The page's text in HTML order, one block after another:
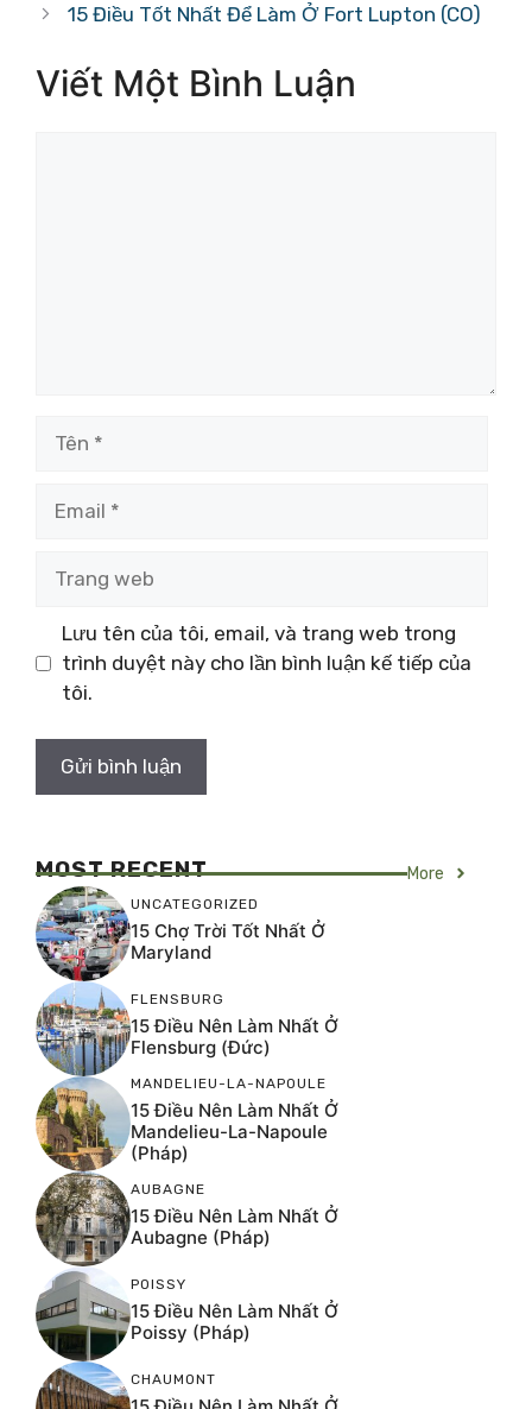
15 Điều Tốt Nhất Để Làm Ở Fort Lupton (CO)
Viết Một Bình Luận
Lưu tên của tôi, email, và trang web trong
trình duyệt này cho lần bình luận kế tiếp của
tôi.
MOST RECENT More
UNCATEGORIZED
15 Chợ Trời Tốt Nhất Ở
Maryland
FLENSBURG
15 Điều Nên Làm Nhất Ở
Flensburg (Đức)
MANDELIEU-LA-NAPOULE
15 Điều Nên Làm Nhất Ở
Mandelieu-La-Napoule
(Pháp)
AUBAGNE
15 Điều Nên Làm Nhất Ở
Aubagne (Pháp)
POISSY
15 Điều Nên Làm Nhất Ở
Poissy (Pháp)
CHAUMONT